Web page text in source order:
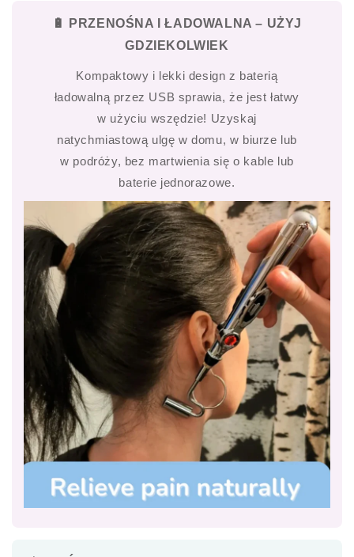
🔋 PRZENOŚNA I ŁADOWALNA – UŻYJ
GDZIEKOLWIEK
Kompaktowy i lekki design z baterią
ładowalną przez USB sprawia, że jest łatwy
w użyciu wszędzie! Uzyskaj
natychmiastową ulgę w domu, w biurze lub
w podróży, bez martwienia się o kable lub
baterie jednorazowe.